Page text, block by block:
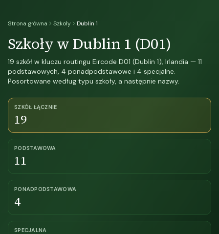
Strona główna Szkoły Dublin 1
Szkoły w Dublin 1 (D01)
19 szkół w kluczu routingu Eircode D01 (Dublin 1), Irlandia — 11
podstawowych, 4 ponadpodstawowe i 4 specjalne.
Posortowane według typu szkoły, a następnie nazwy.
SZKÓŁ ŁĄCZNIE
19
PODSTAWOWA
11
PONADPODSTAWOWA
4
SPECJALNA